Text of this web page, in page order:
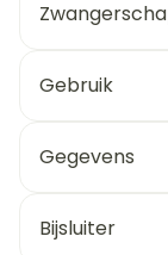
Gebruik
Gegevens
Bijsluiter